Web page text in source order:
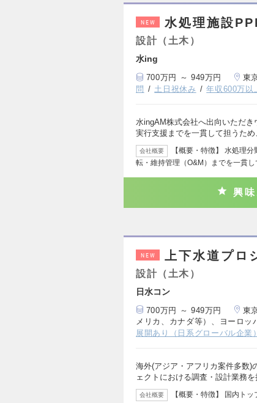
NEW 水処理施設
設計（土木）
水ing
700万円 ～ 949万円 東
問
土日祝休み 年収600万以
水ingAM株式会社へ出向いただ
実行支援までを一貫して担うため
会社概要
【概要・特徴】 水処理
転・維持管理（O&M）までを一貫
興味
NEW 上下水道プロ
設計（土木）
日水コン
700万円 ～ 949万円
東
メリカ、カナダ等）、ヨーロ
展開あり（日系グローバル企業）
海外(アジア・アフリカ案件多数)
ェクトにおける調査・設計業務
会社概要
【概要・特徴】 国内ト